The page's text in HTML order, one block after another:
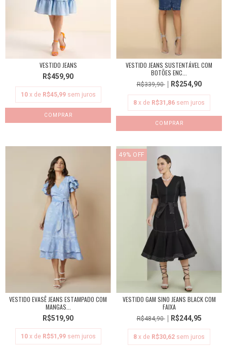
VESTIDO JEANS
R$459,90
10 x de R$45,99 sem juros
COMPRAR
VESTIDO JEANS SUSTENTÁVEL COM
BOTÕES ENC...
R$339,90 R$254,90
8 x de R$31,86 sem juros
COMPRAR
VESTIDO EVASÊ JEANS ESTAMPADO COM
MANGAS...
R$519,90
10 x de R$51,99 sem juros
49% OFF
VESTIDO GAM SINO JEANS BLACK COM
FAIXA
R$484,90 R$244,95
8 x de R$30,62 sem juros